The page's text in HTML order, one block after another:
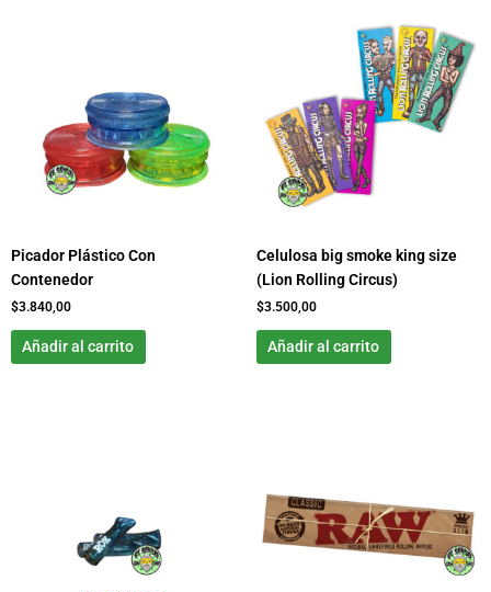
Picador Plástico Con
Contenedor
$3.840,00
Añadir al carrito
Celulosa big smoke king size
(Lion Rolling Circus)
$3.500,00
Añadir al carrito